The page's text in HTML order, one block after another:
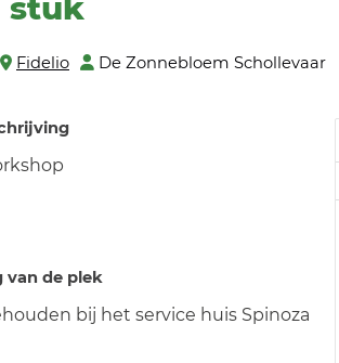
stuk
Fidelio De Zonnebloem Schollevaar
van de plek
bij het service huis Spinoza